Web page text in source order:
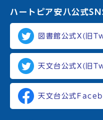
ハートピア安八公式
図書館公式X(旧
天文台公式X(旧
天文台公式